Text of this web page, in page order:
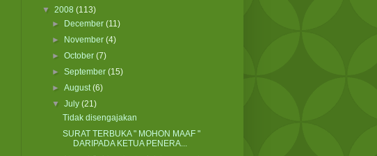
▼ 2008 (113)
►
December(11)
►
November(4)
►October(7)
►September(15)
►August(6)
▼July(21)
Tidak disengajakan
SURAT TERBUKA " MOHON MAAF "
DARIPADA KETUA PENERA...